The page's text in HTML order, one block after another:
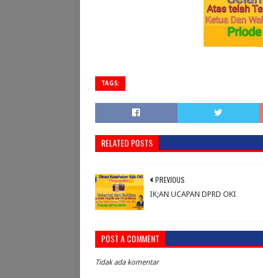
TAGS:
RELATED POSTS
PREVIOUS
IK;AN UCAPAN DPRD OKI
POST A COMMENT
Tidak ada komentar